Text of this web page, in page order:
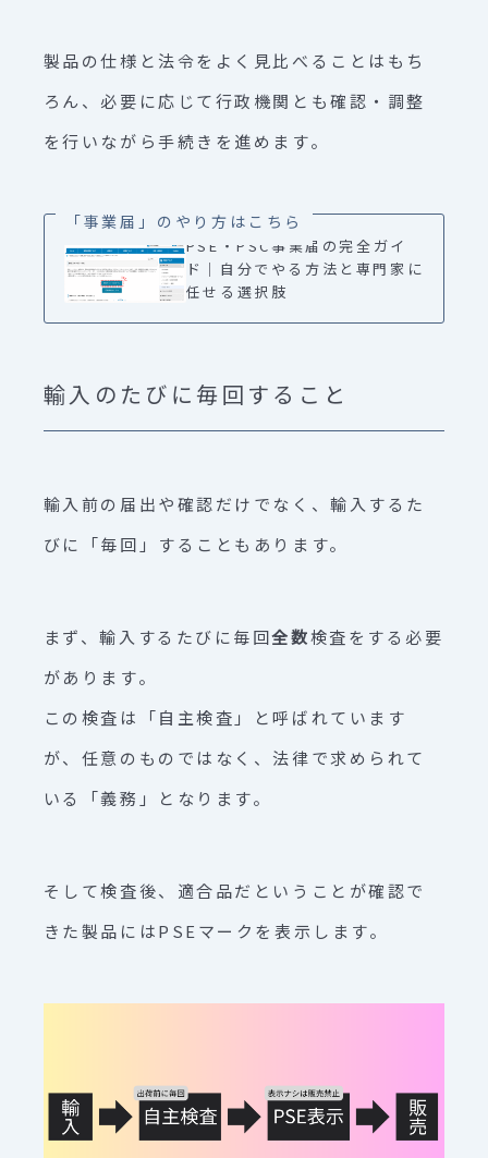
製品の仕様と法令をよく見比べることはもち
ろん、必要に応じて行政機関とも確認・調整
を行いながら手続きを進めます。
「事業届」のやり方はこちら
PSE・PSC事業届の完全ガイ
ド｜自分でやる方法と専門家に
任せる選択肢
輸入のたびに毎回すること
輸入前の届出や確認だけでなく、輸入するた
びに「毎回」することもあります。
まず、輸入するたびに毎回全数検査をする必要
があります。
この検査は「自主検査」と呼ばれています
が、任意のものではなく、法律で求められて
いる「義務」となります。
そして検査後、適合品だということが確認で
きた製品にはPSEマークを表示します。